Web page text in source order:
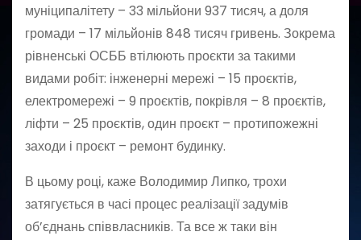
муніципалітету – 33 мільйони 937 тисяч, а доля
громади – 17 мільйонів 848 тисяч гривень. Зокрема
рівненські ОСББ втілюють проєкти за такими
видами робіт: інженерні мережі – 15 проєктів,
електромережі – 9 проєктів, покрівля – 8 проєктів,
ліфти – 25 проєктів, один проєкт – протипожежні
заходи і проєкт – ремонт будинку.
В цьому році, каже Володимир Липко, трохи
затягується в часі процес реалізації задумів
об’єднань співвласників. Та все ж таки він